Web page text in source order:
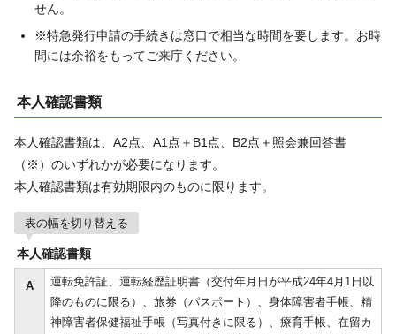
せん。
※特急発行申請の手続きは窓口で相当な時間を要します。お時
間には余裕をもってご来庁ください。
本人確認書類
本人確認書類は、A2点、A1点＋B1点、B2点＋照会兼回答書
（※）のいずれかが必要になります。
本人確認書類は有効期限内のものに限ります。
表の幅を切り替える
本人確認書類
A
運転免許証、運転経歴証明書（交付年月日が平成24年4月1日以
降のものに限る）、旅券（パスポート）、身体障害者手帳、精
神障害者保健福祉手帳（写真付きに限る）、療育手帳、在留カ